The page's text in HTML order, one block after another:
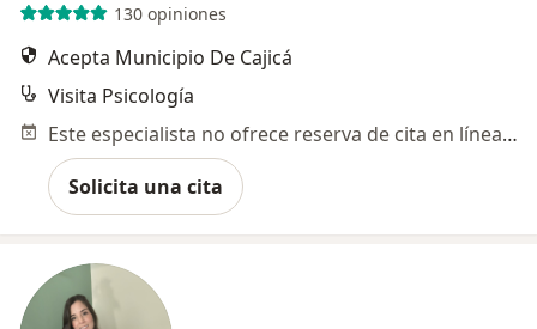
130 opiniones
Acepta Municipio De Cajicá
Visita Psicología
Este especialista no ofrece reserva de cita en línea en esta dirección.
Solicita una cita